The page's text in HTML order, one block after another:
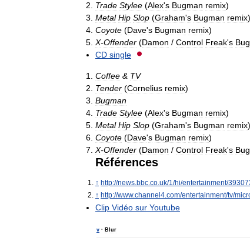
Trade Stylee (Alex's Bugman remix)
Metal Hip Slop (Graham's Bugman remix)
Coyote (Dave's Bugman remix)
X-Offender (Damon / Control Freak's
CD single
Coffee & TV
Tender (Cornelius remix)
Bugman
Trade Stylee (Alex's Bugman remix)
Metal Hip Slop (Graham's Bugman remix)
Coyote (Dave's Bugman remix)
X-Offender (Damon / Control Freak's
Références
↑ http://news.bbc.co.uk/1/hi/entertainment/
↑ http://www.channel4.com/entertainment/tv/
Clip Vidéo sur Youtube
v · Blur